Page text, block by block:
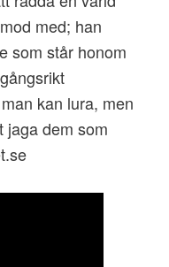
med; han
som står honom
kan lura, men
jaga dem som